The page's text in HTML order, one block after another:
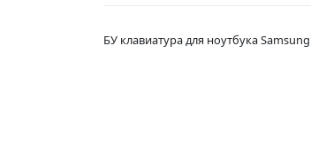
БУ клавиатура для ноутбука